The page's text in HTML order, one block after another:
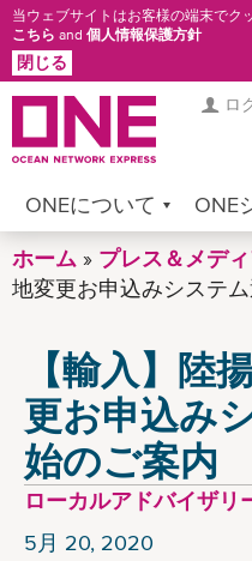
メ
イ
ン
テ
に
移
当ウェブサイトはお客様の端末でク
こちら and 個人情報保護方針
閉じる
ロ
ONEについて ONE
サービス コンタク
Service Provider Login
ホーム プレス＆メデ
地変更お申込みシステ
【輸入】陸
更お申込み
始のご案内
ローカルアドバイザリ
5月 20, 2020